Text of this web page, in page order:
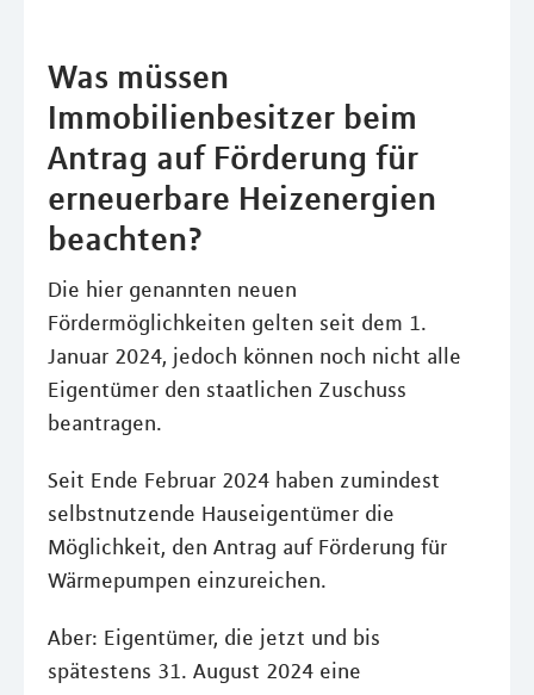
Was müssen
Immobilienbesitzer beim
Antrag auf Förderung für
erneuerbare Heizenergien
beachten?
Die hier genannten neuen
Fördermöglichkeiten gelten seit dem 1.
Januar 2024, jedoch können noch nicht alle
Eigentümer den staatlichen Zuschuss
beantragen.
Seit Ende Februar 2024 haben zumindest
selbstnutzende Hauseigentümer die
Möglichkeit, den Antrag auf Förderung für
Wärmepumpen einzureichen.
Aber: Eigentümer, die jetzt und bis
spätestens 31. August 2024 eine